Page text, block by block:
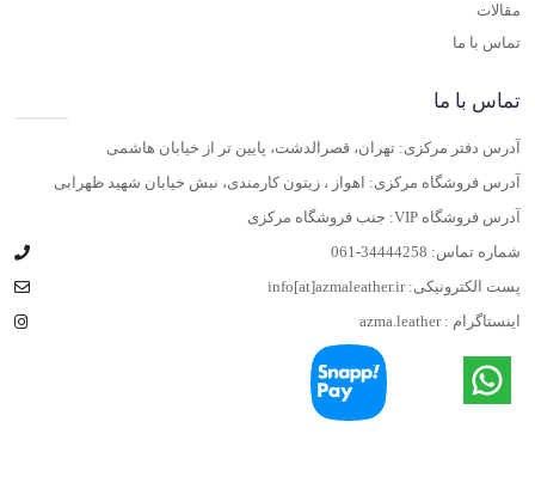
مقالات
تماس با ما
تماس با ما
آدرس دفتر مرکزی: تهران، قصرالدشت، پایین تر از خیابان هاشمی
آدرس فروشگاه مرکزی: اهواز ، زیتون کارمندی، نبش خیابان شهید ظهرابی
آدرس فروشگاه VIP: جنب فروشگاه مرکزی
شماره تماس: 061-34444258
پست الکترونیکی:info[at]azmaleather.ir
اینستاگرام :azma.leather